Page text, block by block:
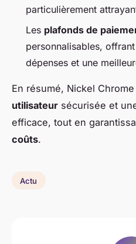
particulièrement
Les plafonds de
personnalisables,
dépenses et une
En résumé, Nickel
utilisateur sécurisée et
efficace, tout en
coûts.
Actu